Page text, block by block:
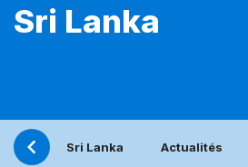
Sri Lanka
Sri Lanka Actualités